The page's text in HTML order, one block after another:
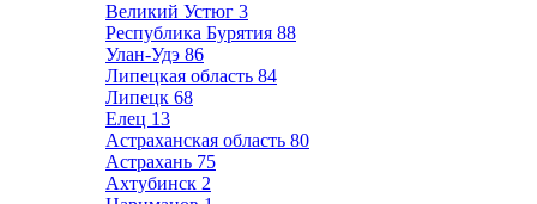
Великий Устюг 3
Республика Бурятия 88
Улан-Удэ 86
Липецкая область 84
Липецк 68
Елец 13
Астраханская область 80
Астрахань 75
Ахтубинск 2